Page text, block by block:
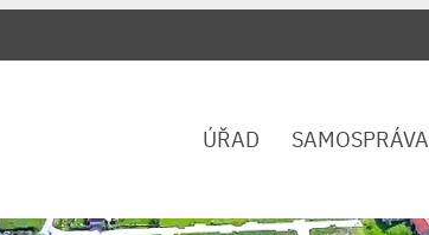
ÚŘAD SAMOSPRÁVA